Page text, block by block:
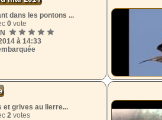
dans les pontons ...
0 vote
à 14:33
et grives au lierre...
2 votes